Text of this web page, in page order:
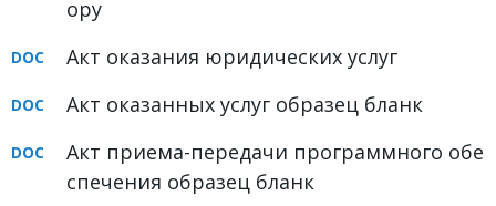
ору
Акт оказания юридических услуг
Акт оказанных услуг образец бланк
Акт приема-передачи программного обе
спечения образец бланк